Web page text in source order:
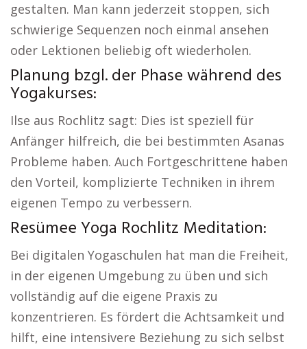
gestalten. Man kann jederzeit stoppen, sich
schwierige Sequenzen noch einmal ansehen
oder Lektionen beliebig oft wiederholen.
Planung bzgl. der Phase während des
Yogakurses:
Ilse aus Rochlitz sagt: Dies ist speziell für
Anfänger hilfreich, die bei bestimmten Asanas
Probleme haben. Auch Fortgeschrittene haben
den Vorteil, komplizierte Techniken in ihrem
eigenen Tempo zu verbessern.
Resümee Yoga Rochlitz Meditation:
Bei digitalen Yogaschulen hat man die Freiheit,
in der eigenen Umgebung zu üben und sich
vollständig auf die eigene Praxis zu
konzentrieren. Es fördert die Achtsamkeit und
hilft, eine intensivere Beziehung zu sich selbst